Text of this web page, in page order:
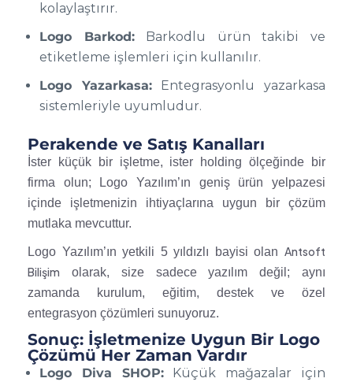
kolaylaştırır.
Logo Barkod:Barkodlu ürün takibi ve
etiketleme işlemleri için kullanılır.
Logo Yazarkasa:Entegrasyonlu yazarkasa
sistemleriyle uyumludur.
Perakende ve Satış Kanalları
İster küçük bir işletme, ister holding ölçeğinde bir
firma olun; Logo Yazılım’ın geniş ürün yelpazesi
içinde işletmenizin ihtiyaçlarına uygun bir çözüm
mutlaka mevcuttur.
Logo Yazılım’ın yetkili 5 yıldızlı bayisi olan Antsoft
Bilişim olarak, size sadece yazılım değil; aynı
zamanda kurulum, eğitim, destek ve özel
entegrasyon çözümleri sunuyoruz.
Sonuç: İşletmenize Uygun Bir Logo
Çözümü Her Zaman Vardır
Logo Diva SHOP:Küçük mağazalar için